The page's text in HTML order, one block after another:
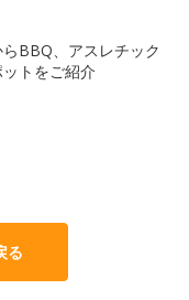
BBQ、アスレチック
トをご紹介
る